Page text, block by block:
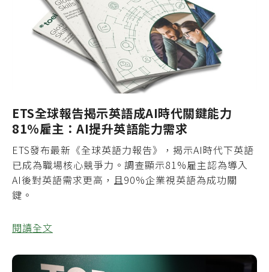
ETS全球報告揭示英語成AI時代關鍵能力
81%雇主：AI提升英語能力需求
ETS發布最新《全球英語力報告》，揭示AI時代下英語
已成為職場核心競爭力。調查顯示81%雇主認為導入
AI後對英語需求更高，且90%企業視英語為成功關
鍵。
閱讀全文